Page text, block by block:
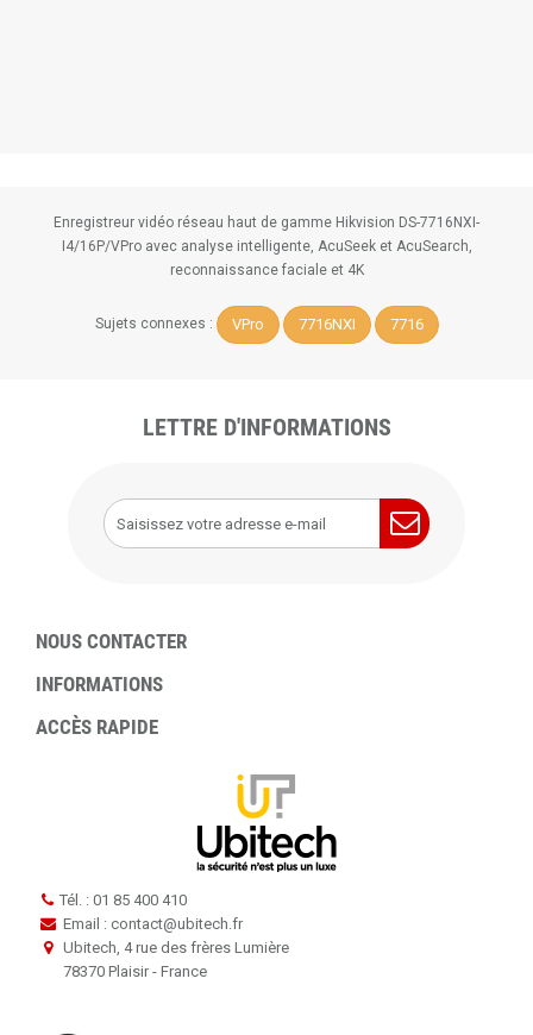
Enregistreur vidéo réseau haut de gamme Hikvision DS-7716NXI-
I4/16P/VPro avec analyse intelligente, AcuSeek et AcuSearch,
reconnaissance faciale et 4K
Sujets connexes : VPro 7716NXI 7716
LETTRE D'INFORMATIONS
NOUS CONTACTER
INFORMATIONS
ACCÈS RAPIDE
Tél. : 01 85 400 410
Email : contact@ubitech.fr
Ubitech, 4 rue des frères Lumière
78370 Plaisir - France